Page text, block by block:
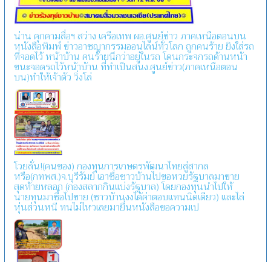
น่าน คุกคามสื่อฯ สว่าง เครือเทพ ผอ.ศูนย์ข่าว ภาคเหนือตอนบน
หนังสือพิมพ์ ข่าวอาชญากรรมออนไลน์ทั่วโลก ถูกคนร้าย ยิงใส่รถ
ที่จอดไว้ หน้าบ้าน คนร้ายนึกว่าอยู่ในรถ โดนกระจกรถด้านหน้า
ขนะจอดรถไว้หน้าบ้าน ที่ทำเป็นสนง.ศูนย์ข่าว(ภาคเหนือตอน
บน)ทำให้เจ้าตัว วิ่งโล่
โวยลั่น!(คนของ) กองทุนการเกษตรพัฒนาไทยสู่สากล
หรือ(กทพส.)จ.บุรีรัมย์ เอาชื่อชาวบ้านไปขอหวยรัฐบาลมาขาย
สุดท้ายหลอก (กองสลากกินแบ่งรัฐบาล) โดยกองทุนนำไปให้
นายทุนมาซื้อไปขาย (ชาวบ้านงงได้ค่าตอบแทนนิดเดียว) และไล่
หุ่นส่วนหนี ทนไม่ไหวเลยมายื่นหนังสือขอความเป